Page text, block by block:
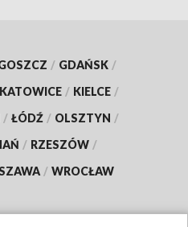
/ GDAŃSK /
KATOWICE / KIELCE /
/ ŁÓDŹ / OLSZTYN /
/ RZESZÓW /
/ WROCŁAW